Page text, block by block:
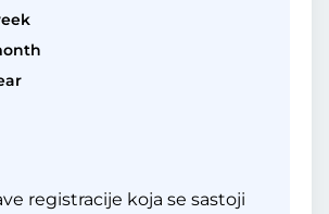
registracije koja se sastoji